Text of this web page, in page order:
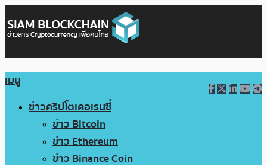
เมนู
ข่าวคริปโตเคอเรนซี่
ข่าว Bitcoin
ข่าว Ethereum
ข่าว Binance Coin